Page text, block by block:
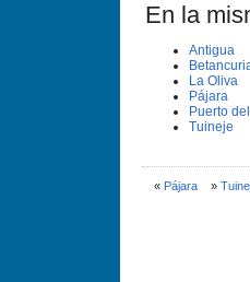
En la
Antigua
La Oliva
Pájara
Puerto
Tuineje
« Pájara»